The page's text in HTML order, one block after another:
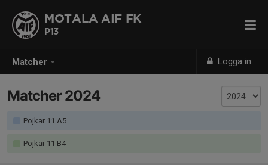
Matcher Logga in
MOTALA AIF FK
P13
Matcher 2024
Pojkar 11 A5
Pojkar 11 B4